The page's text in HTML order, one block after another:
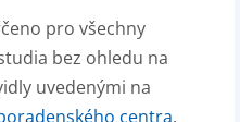
pro všechny
bez ohledu na
uvedenými na
centra.